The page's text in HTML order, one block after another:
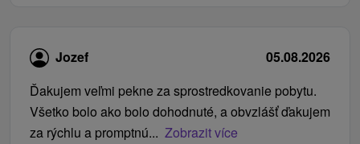
Jozef
05.08.2026
Ďakujem veľmi pekne za sprostredkovanie pobytu.
Všetko bolo ako bolo dohodnuté, a obvzlášť ďakujem
za rýchlu a promptnú... Zobrazit více